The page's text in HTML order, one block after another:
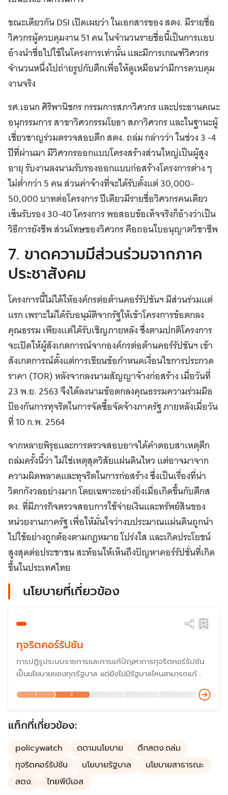
ขณะเดียวกัน DSI เปิดเผยว่า ในเอกสารของ สตง. มีรายชื่อ
วิศวกรผู้ควบคุมงาน 51 คน ในจำนวนรายชื่อนี้เป็นการแอบ
อ้างนำชื่อไปใช้ในโครงการเท่านั้น และมีการเกณฑ์วิศวกร
จำนวนหนึ่งไปถ่ายรูปกับตึกเพื่อให้ดูเหมือนว่ามีการควบคุม
งานจริง
รศ.เอนก ศิริพานิชกร กรรมการสภาวิศวกร และประธานคณะ
อนุกรรมการ สาขาวิศวกรรมโยธา สภาวิศวกร และในฐานะผู้
เชี่ยวชาญร่วมตรวจสอบตึก สตง. ถล่ม กล่าวว่า ในช่วง 3 -4
ปีที่ผ่านมา มีวิศวกรออกแบบโครงสร้างส่วนใหญ่เป็นผู้สูง
อายุ รับงานลงนามรับรองออกแบบก่อสร้างโครงการต่าง ๆ
ไม่ต่ำกว่า 5 คน ส่วนค่าจ้างที่จะได้รับตั้งแต่ 30,000-
50,000 บาทต่อโครงการ ปีเดียวมีรายชื่อวิศวกรคนเดียว
เซ็นรับรอง 30-40 โครงการ พอสอบข้อเท็จจริงก็อ้างว่าเป็น
วิธีการยังชีพ ส่วนโทษของวิศวกร คือถอนใบอนุญาตวิชาชีพ
7. ขาดความมีส่วนร่วมจากภาค
ประชาสังคม
โครงการนี้ไม่ได้ให้องค์กรต่อต้านคอร์รัปชันฯ มีส่วนร่วมแต่
แรก เพราะไม่ได้รับอนุมัติจากรัฐให้เข้าโครงการข้อตกลง
คุณธรรม เพียงเเต่ได้รับเชิญภายหลัง ซึ่งตามปกติโครงการ
จะเปิดให้ผู้สังเกตการณ์จากองค์กรต่อต้านคอร์รัปชันฯ เข้า
สังเกตการณ์ตั้งแต่การเขียนข้อกำหนดเงื่อนไขการประกวด
ราคา (TOR) หลังจากลงนามสัญญาจ้างก่อสร้าง เมื่อวันที่
23 พ.ย. 2563 จึงได้ลงนามข้อตกลงคุณธรรมความร่วมมือ
ป้องกันการทุจริตในการจัดซื้อจัดจ้างภาครัฐ ภายหลังเมื่อวัน
ที่ 10 ก.พ. 2564
จากหลายพิรุธและการตรวจสอบอาจได้คำตอบสาเหตุตึก
ถล่มครั้งนี้ว่า ไม่ใช่เหตุสุดวิสัยแผ่นดินไหว แต่อาจมาจาก
ความผิดพลาดและทุจริตในการก่อสร้าง ซึ่งเป็นเรื่องที่น่า
วิตกกังวลอย่างมาก โดยเฉพาะอย่างยิ่งเมื่อเกิดขึ้นกับตึกส
ตง. ที่มีภารกิจตรวจสอบการใช้จ่ายเงินและทรัพย์สินของ
หน่วยงานภาครัฐ เพื่อให้มั่นใจว่างบประมาณแผ่นดินถูกนำ
ไปใช้อย่างถูกต้องตามกฎหมาย โปร่งใส และเกิดประโยชน์
สูงสุดต่อประชาชน สะท้อนให้เห็นถึงปัญหาคอร์รัปชั่นที่เกิด
ขึ้นในประเทศไทย
นโยบายที่เกี่ยวข้อง
ทุจริตคอร์รัปชัน
การปฏิรูประบบราชการและการแก้ปัญหาการทุจริตคอร์รัปชัน
เป็นนโยบายของทุกรัฐบาล แต่ยังไม่มีรัฐบาลไหนสามารถแก้
การสำรวจของสำนักวิจัยต่าง ๆ พบว่าประชาชนมีความเห็นว่า
สถานการณ์รุนแรงขึ้น
1 2
แท็กที่เกี่ยวข้อง:
policywatch ดตามนโยบาย
ตึกสตง.ถล่ม
ทุจริตคอร์รัปชัน
นโยบายรัฐบาล
นโยบายสาธารณะ
สตง.
ไทยพีบีเอส